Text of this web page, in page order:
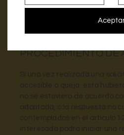
concretar, con toda claridad,
petición que permitan
PROCEDIMIENTO DE
Si una vez realizada una
accesible o queja, ésta
no se estuviera de acuerdo
adoptada, o la respuesta no
contemplados en el artículo
interesada podrá iniciar una